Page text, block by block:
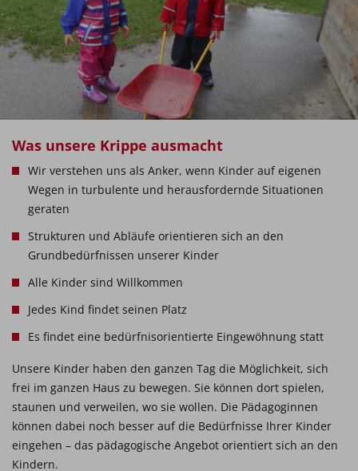
Was unsere Krippe ausmacht
Wir verstehen uns als Anker, wenn Kinder auf eigenen
Wegen in turbulente und herausfordernde Situationen
geraten
Strukturen und Abläufe orientieren sich an den
Grundbedürfnissen unserer Kinder
Alle Kinder sind Willkommen
Jedes Kind findet seinen Platz
Es findet eine bedürfnisorientierte Eingewöhnung statt
Unsere Kinder haben den ganzen Tag die Möglichkeit, sich
frei im ganzen Haus zu bewegen. Sie können dort spielen,
staunen und verweilen, wo sie wollen. Die Pädagoginnen
können dabei noch besser auf die Bedürfnisse Ihrer Kinder
eingehen – das pädagogische Angebot orientiert sich an den
Kindern.